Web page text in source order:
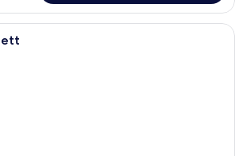
Ein modernes Hotelzimmer mit